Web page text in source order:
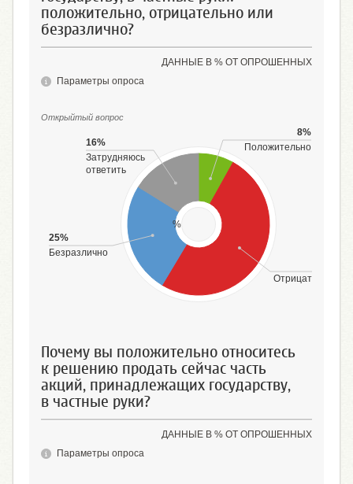
положительно, отрицательно или
безразлично?
ДАННЫЕ В % ОТ ОПРОШЕННЫХ
Параметры опроса
Открыйтый вопрос
%
8%
Положительно
Отрицательно
25%
Безразлично
16%
Затрудняюсь
ответить
Почему вы положительно относитесь
к решению продать сейчас часть
акций, принадлежащих государству,
в частные руки?
ДАННЫЕ В % ОТ ОПРОШЕННЫХ
Параметры опроса